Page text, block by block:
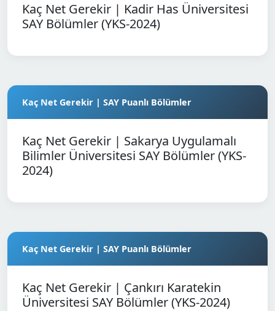
Kaç Net Gerekir | Kadir Has Üniversitesi
SAY Bölümler (YKS-2024)
Kaç Net Gerekir | SAY Puanlı Bölümler
Kaç Net Gerekir | Sakarya Uygulamalı
Bilimler Üniversitesi SAY Bölümler (YKS-
2024)
Kaç Net Gerekir | SAY Puanlı Bölümler
Kaç Net Gerekir | Çankırı Karatekin
Üniversitesi SAY Bölümler (YKS-2024)